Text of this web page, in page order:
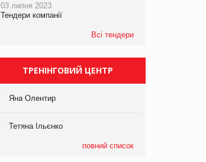
виробництва
компанії «УкраМарин»
03 липня 2023
Тендери компанії
Всі тендери
ТРЕНІНГОВИЙ ЦЕНТР
Яна Олентир
Тетяна Ільєнко
повний список